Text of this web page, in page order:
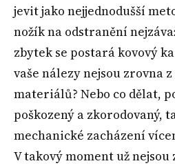
jevit jako nejjednodušší
nožík na odstranění
zbytek se postará kovový
vaše nálezy nejsou zrovna
materiálů? Nebo co dělat,
poškozený a zkorodovaný,
mechanické zacházení
V takový moment už